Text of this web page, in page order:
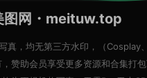
图网・meituw.top
真，均无第三方水印，（Cosplay
赞助会员享受更多资源和合集打包